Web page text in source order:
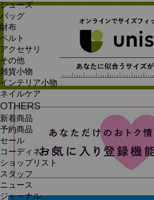
シューズ
バッグ
財布
ベルト
アクセサリ
その他
雑貨小物
インテリア小物
ネイルケア
OTHERS
新着商品
予約商品
セール
コーディネート
ショップリスト
スタッフ
ニュース
ジャーナル